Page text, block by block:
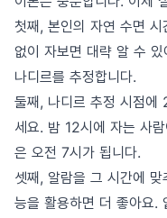
첫째, 본인의 자연 수면
없이 자보면 대략 알 수
나디르를 추정합니다.
둘째, 나디르 추정 시점에
세요. 밤 12시에 자는 사
은 오전 7시가 됩니다.
셋째, 알람을 그 시간에
능을 활용하면 더 좋아요.